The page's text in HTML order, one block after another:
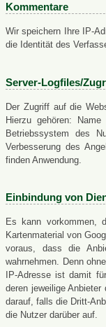
Kommentare
Wir speichern Ihre IP-
die Identität des
Server-Logfiles/
Der Zugriff auf die
Hierzu gehören:
Betriebssystem des
Verbesserung des
finden Anwendung.
Einbindung von
Es kann vorkommen,
Kartenmaterial von
voraus, dass die
wahrnehmen. Denn
IP-Adresse ist damit
deren jeweilige
darauf, falls die Dritt-
die Nutzer darüber auf.